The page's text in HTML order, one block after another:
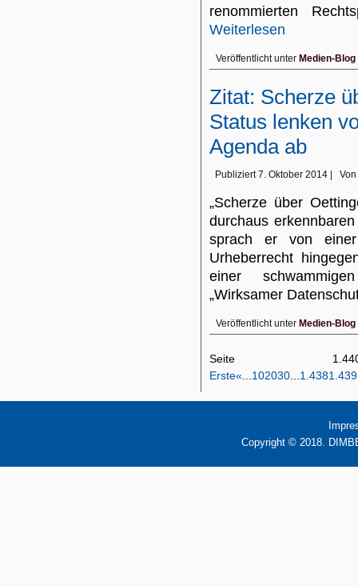
renommierten
Weiterlesen
Veröffentlicht unter Medien-Blog
Zitat: Scherze
Status lenken
Agenda ab
Publiziert 7. Oktober 2014 Von
„Scherze über
durchaus
sprach er von einer
Urheberrecht
einer
„Wirksamer
Veröffentlicht unter Medien-Blog
Seite
Erste« 102030 1.4381.439
Copyright © 2018.